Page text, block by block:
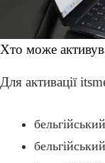
Хто може
Для активації